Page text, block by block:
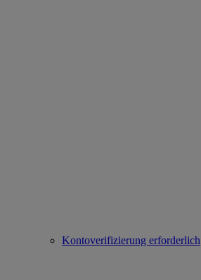
Kontoverifizierung erforderlich